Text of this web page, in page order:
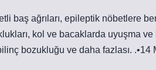
baş ağrıları, epileptik nöbetlere
kol ve bacaklarda uyuşma
bozukluğu ve daha fazlası. .•14